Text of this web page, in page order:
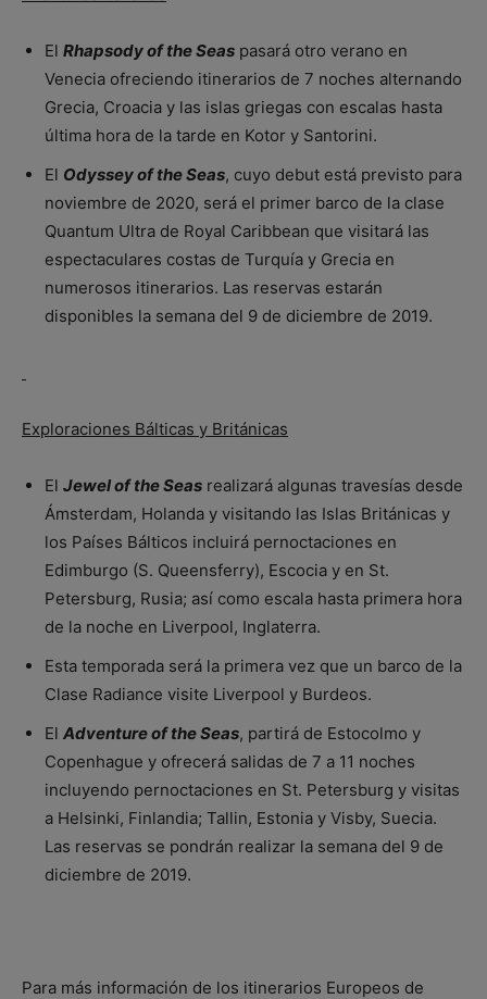
El Rhapsody of the Seas pasará otro verano en
Venecia ofreciendo itinerarios de 7 noches alternando
Grecia, Croacia y las islas griegas con escalas hasta
última hora de la tarde en Kotor y Santorini.
El Odyssey of the Seas, cuyo debut está previsto para
noviembre de 2020, será el primer barco de la clase
Quantum Ultra de Royal Caribbean que visitará las
espectaculares costas de Turquía y Grecia en
numerosos itinerarios. Las reservas estarán
disponibles la semana del 9 de diciembre de 2019.
Exploraciones Bálticas y Británicas
El Jewel of the Seas realizará algunas travesías desde
Ámsterdam, Holanda y visitando las Islas Británicas y
los Países Bálticos incluirá pernoctaciones en
Edimburgo (S. Queensferry), Escocia y en St.
Petersburg, Rusia; así como escala hasta primera hora
de la noche en Liverpool, Inglaterra.
Esta temporada será la primera vez que un barco de la
Clase Radiance visite Liverpool y Burdeos.
El Adventure of the Seas, partirá de Estocolmo y
Copenhague y ofrecerá salidas de 7 a 11 noches
incluyendo pernoctaciones en St. Petersburg y visitas
a Helsinki, Finlandia; Tallin, Estonia y Visby, Suecia.
Las reservas se pondrán realizar la semana del 9 de
diciembre de 2019.
Para más información de los itinerarios Europeos de